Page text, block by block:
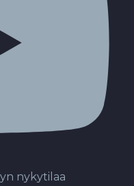
nykytilaa